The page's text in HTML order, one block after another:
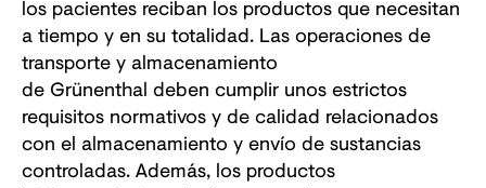
los pacientes reciban los productos que necesitan
a tiempo y en su totalidad. Las operaciones de
transporte y almacenamiento
de Grünenthal deben cumplir unos estrictos
requisitos normativos y de calidad relacionados
con el almacenamiento y envío de sustancias
controladas. Además, los productos